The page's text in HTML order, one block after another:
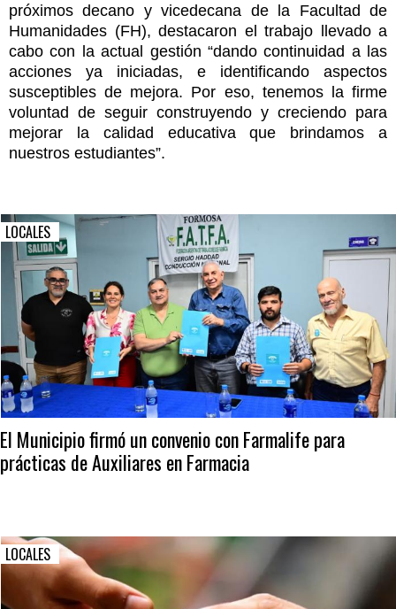
próximos decano y vicedecana de la Facultad de
Humanidades (FH), destacaron el trabajo llevado a
cabo con la actual gestión “dando continuidad a las
acciones ya iniciadas, e identificando aspectos
susceptibles de mejora. Por eso, tenemos la firme
voluntad de seguir construyendo y creciendo para
mejorar la calidad educativa que brindamos a
nuestros estudiantes”.
LOCALES
El Municipio firmó un convenio con Farmalife para
prácticas de Auxiliares en Farmacia
LOCALES